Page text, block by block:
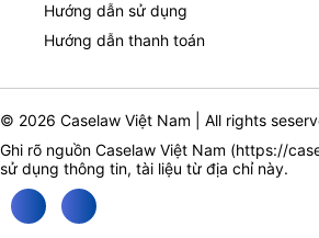
Hướng dẫn sử dụng
Hướng dẫn thanh toán
© 2026 Caselaw Việt Nam | All rights
Ghi rõ nguồn Caselaw Việt Nam (https://
sử dụng thông tin, tài liệu từ địa chỉ này.